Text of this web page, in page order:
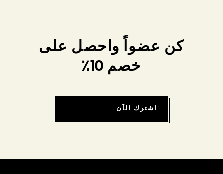
كن عضواً واحصل على
خصم 10٪
اشترك الآن